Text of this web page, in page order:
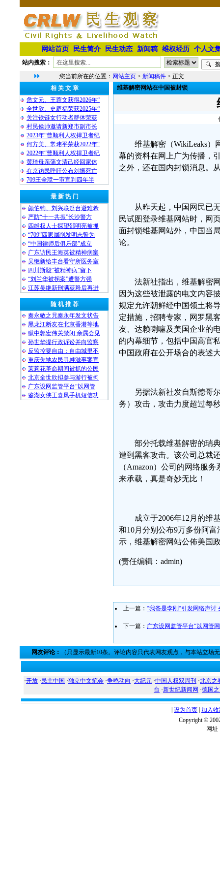
网站首页 民生简介 民生动态 新闻稿 维权经历 个人文
站内搜索：
您当前所在的位置： 网站主页 > 新闻稿件 > 正文
相 关 文 章
危文元、王蓉文获得2026年“
全世欣、史庭福荣获2025年“
关注铁链女行动者群体荣获
村民侯帅邀请新郑市副市长
2023年“曹顺利人权捍卫者纪
何方美、常玮平荣获2022年“
2022年“曹顺利人权捍卫者纪
黄琦母亲蒲文清己经回家休
在京访民呼吁公布刘振死亡
709王全璋一审宣判四年半
最 新 热 门
颜伯钧、刘兴联赴台避难希
严防“十一共振”长沙警方
四维权人士探望邵明亮被抓
“709”四家属削发明志誓为
“中国律师后俱乐部”成立
广东访民王海英被精神病案
吴继新给丰台看守所医务室
四川斯毅“被精神病”留下
“刘兰华被拐案”遭警方强
江苏吴继新刑满获释后再进
随 机 推 荐
秦永敏之兄秦永年发文状告
黑龙江断友在北京香港等地
狱中郭宏伟关禁闭 亲属会见
孙世华提行政诉讼并向监察
反监控要自由：自由城里不
重庆失地农民寻衅滋事案宣
茉莉花革命期间被抓的公民
北京全世欣拟参与游行被拘
广东设网监管平台“以网管
鉴湖女侠王喜凤手机短信功
维基解密网站在中国被封锁
维基解密（WikiLeaks）
幕的资料在网上广为传播，
之外，还在国内封锁消息。
从昨天起，中国网民已
民试图登录维基网站时，网
面封锁维基网站外，中国当
论。
法新社指出，维基解密
因为这些被泄露的电文内容
规定允许朝鲜经中国领土将
定措施，招聘专家，网罗黑
友、达赖喇嘛及美国企业的
的内幕细节，包括中国高官
中国政府在公开场合的表述
另据法新社发自斯德哥
务）攻击，攻击力度超过每
部分托载维基解密的瑞
遭到黑客攻击。该公司总裁
（Amazon）公司的网络服
来承载，真是奇妙无比！
成立于2006年12月的维
和10月分别公布9万多份阿
示，维基解密网站公佈美国
(责任编辑：admin)
上一篇： “我爸是李刚“引发网络声讨
下一篇： 广东设网监管平台“以网管
网友评论： （只显示最新10条。评论内容只代表网友观点，与本站立场
·开放 · 民主中国 ·独立中文笔会 ·争鸣动向 ·大纪元 ·中国人权双周刊 ·北京之
台 ·新世纪新闻网 ·德国
设为首页 加入
Copyright ©
网址